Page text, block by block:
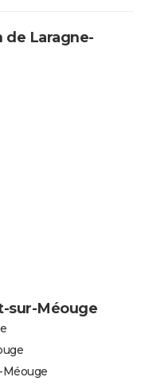
de Laragne-
sur-Méouge